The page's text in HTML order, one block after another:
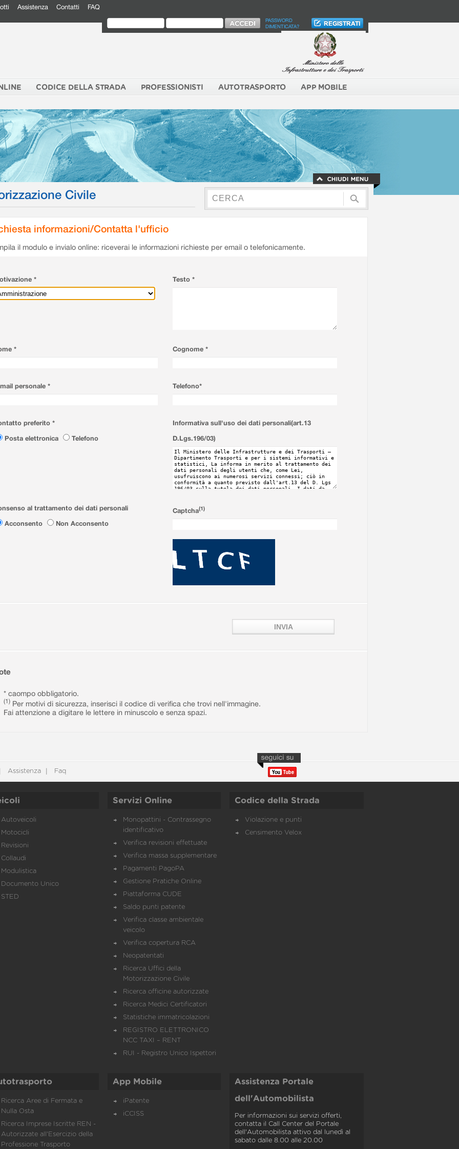
Assistenza Contatti FAQ
PASSWORD
DIMENTICATA?
CODICE DELLA STRADA PROFESSIONISTI AUTOTRASPORTO APP MOBILE
Civile
informazioni/Contatta l'ufficio
il modulo e invialo online: riceverai le informazioni richieste per email o telefonicamente.
* Testo *
* Cognome *
personale * Telefono*
preferito *
Posta elettronica
Telefono
Informativa sull'uso dei dati personali(art.13
D.Lgs.196/03)
al trattamento dei dati personali
Acconsento
Non Acconsento
Captcha(1)
* caompo obbligatorio.
(1) Per motivi di sicurezza, inserisci il codice di verifica che trovi nell'immagine.
Fai attenzione a digitare le lettere in minuscolo e senza spazi.
Assistenza Faq
Autoveicoli
Motocicli
Revisioni
Collaudi
Modulistica
Documento Unico
STED
Servizi Online
Monopattini - Contrassegno
identificativo
Verifica revisioni effettuate
Verifica massa supplementare
Pagamenti PagoPA
Gestione Pratiche Online
Piattaforma CUDE
Saldo punti patente
Verifica classe ambientale
veicolo
Verifica copertura RCA
Neopatentati
Ricerca Uffici della
Motorizzazione Civile
Ricerca officine autorizzate
Ricerca Medici Certificatori
Statistiche immatricolazioni
REGISTRO ELETTRONICO
NCC TAXI – RENT
RUI - Registro Unico Ispettori
Codice della Strada
Violazione e punti
Censimento Velox
Ricerca Aree di Fermata e
Nulla Osta
Ricerca Imprese Iscritte REN -
Autorizzate all'Esercizio della
Professione Trasporto
App Mobile
iPatente
iCCISS
Assistenza Portale
dell'Automobilista
Per informazioni sui servizi offerti,
contatta il Call Center del Portale
dell'Automobilista attivo dal lunedì al
sabato dalle 8.00 alle 20.00